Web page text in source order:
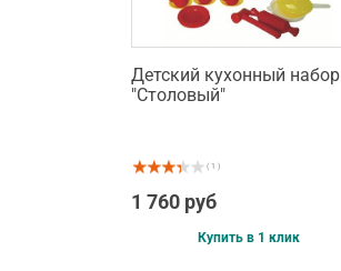
Детский кухонный набор
"Столовый"
( 1 )
1 760 руб
Купить в 1 клик